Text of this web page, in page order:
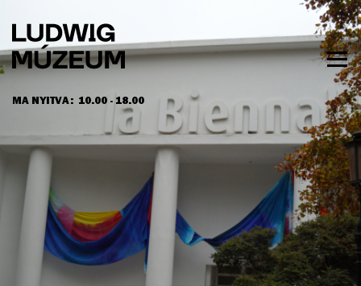
tartalomra
MA NYITVA: 10.00 - 18.00
NYITVATARTÁS ÉS JEGYÁRAK